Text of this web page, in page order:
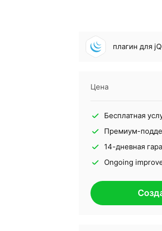
плагин для
Цена
Бесплатная
Премиум-
14-дневная
Ongoing